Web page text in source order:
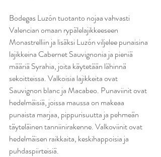
Bodegas Luzón tuotanto nojaa vahvasti
Valencian omaan rypälelajikkeeseen
Monastrelliin ja lisäksi Luzón viljelee punaisina
lajikkeina Cabernet Sauvignonia ja pieniä
määriä Syrahia, joita käytetään lähinnä
sekoitteissa. Valkoisia lajikkeita ovat
Sauvignon blanc ja Macabeo. Punaviinit ovat
hedelmäisiä, joissa maussa on makeaa
punaista marjaa, pippurisuutta ja pehmeän
täyteläinen tanniinirakenne. Valkoviinit ovat
hedelmäisen raikkaita, keskihappoisia ja
puhdaspiirteisiä.